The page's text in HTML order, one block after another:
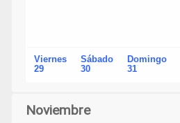
Viernes
29
Sábado
30
Domingo
31
Noviembre